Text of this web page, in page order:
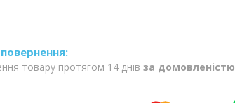
товару протягом 14 днів за домовленістю